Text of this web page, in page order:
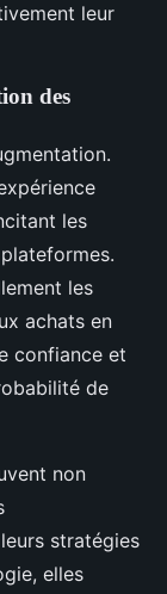
leur
des
les
les
achats en
confiance et
de
non
stratégies
elles